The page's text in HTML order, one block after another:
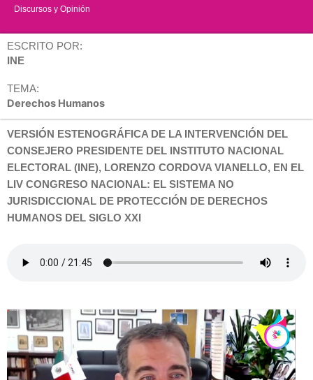
Discursos y Opinión
ESCRITO POR:
INE
TEMA:
Derechos Humanos
VERSIÓN ESTENOGRÁFICA DE LA INTERVENCIÓN DEL
CONSEJERO PRESIDENTE DEL INSTITUTO NACIONAL
ELECTORAL (INE), LORENZO CORDOVA VIANELLO, EN EL
LIV CONGRESO NACIONAL: EL SISTEMA NO
JURISDICCIONAL DE PROTECCIÓN DE DERECHOS
HUMANOS DEL SIGLO XXI